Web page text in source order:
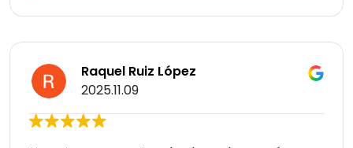
Raquel Ruiz López
2025.11.09